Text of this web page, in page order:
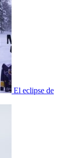
El eclipse de